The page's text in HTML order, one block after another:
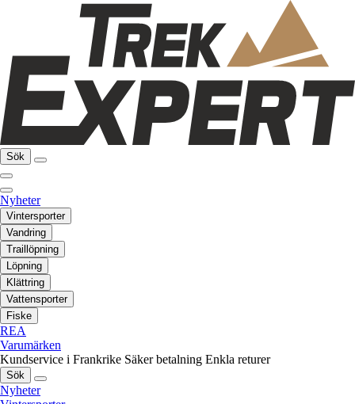
Sök
Nyheter
Vintersporter
Vandring
Traillöpning
Löpning
Klättring
Vattensporter
Fiske
REA
Varumärken
Kundservice i Frankrike Säker betalning Enkla returer
Sök
Nyheter